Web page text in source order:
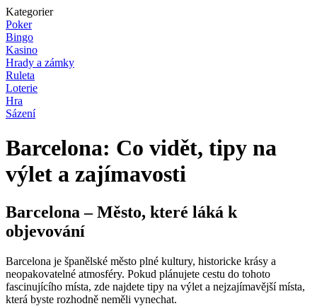
Kategorier
Poker
Bingo
Kasino
Hrady a zámky
Ruleta
Loterie
Hra
Sázení
Barcelona: Co vidět, tipy na
výlet a zajímavosti
Barcelona – Město, které láká k
objevování
Barcelona je španělské město plné kultury, historicke krásy a
neopakovatelné atmosféry. Pokud plánujete cestu do tohoto
fascinujícího místa, zde najdete tipy na výlet a nejzajímavější místa,
která byste rozhodně neměli vynechat.